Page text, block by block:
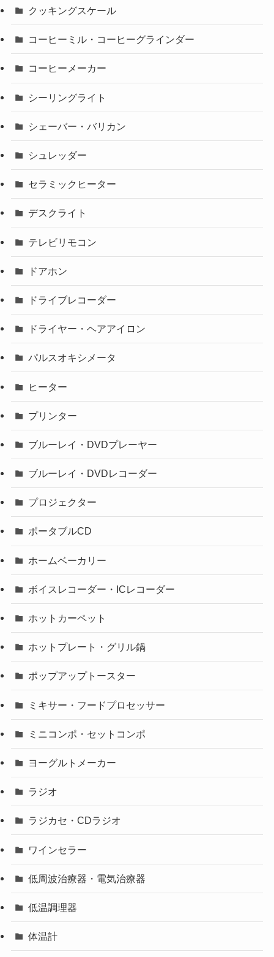
クッキングスケール
コーヒーミル・コーヒーグラインダー
コーヒーメーカー
シーリングライト
シェーバー・バリカン
シュレッダー
セラミックヒーター
デスクライト
テレビリモコン
ドアホン
ドライブレコーダー
ドライヤー・ヘアアイロン
パルスオキシメータ
ヒーター
プリンター
ブルーレイ・DVDプレーヤー
ブルーレイ・DVDレコーダー
プロジェクター
ポータブルCD
ホームベーカリー
ボイスレコーダー・ICレコーダー
ホットカーペット
ホットプレート・グリル鍋
ポップアップトースター
ミキサー・フードプロセッサー
ミニコンポ・セットコンポ
ヨーグルトメーカー
ラジオ
ラジカセ・CDラジオ
ワインセラー
低周波治療器・電気治療器
低温調理器
体温計